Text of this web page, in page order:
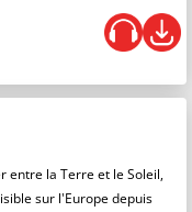
entre la Terre et le Soleil,
sur l'Europe depuis